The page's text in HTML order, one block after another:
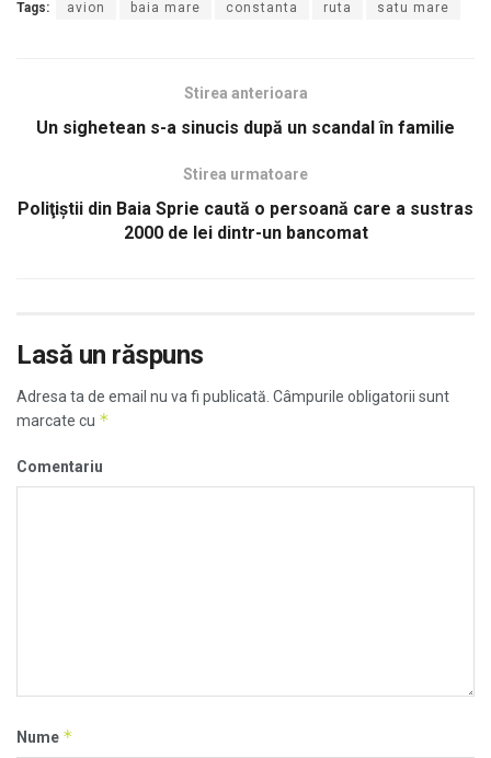
Tags: avion baia mare constanta ruta satu mare
Stirea anterioara
Un sighetean s-a sinucis după un scandal în familie
Stirea urmatoare
Poliţiştii din Baia Sprie caută o persoană care a sustras
2000 de lei dintr-un bancomat
Lasă un răspuns
Adresa ta de email nu va fi publicată. Câmpurile obligatorii sunt
marcate cu *
Comentariu
Nume *